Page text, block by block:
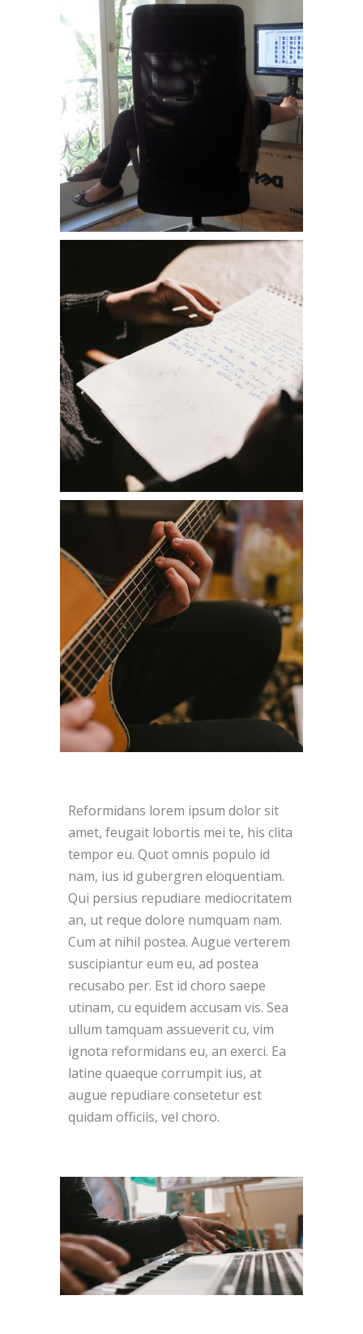
Reformidans lorem ipsum dolor sit
amet, feugait lobortis mei te, his clita
tempor eu. Quot omnis populo id
nam, ius id gubergren eloquentiam.
Qui persius repudiare mediocritatem
an, ut reque dolore numquam nam.
Cum at nihil postea. Augue verterem
suscipiantur eum eu, ad postea
recusabo per. Est id choro saepe
utinam, cu equidem accusam vis. Sea
ullum tamquam assueverit cu, vim
ignota reformidans eu, an exerci. Ea
latine quaeque corrumpit ius, at
augue repudiare consetetur est
quidam officiis, vel choro.